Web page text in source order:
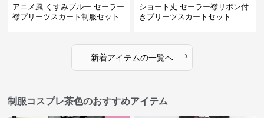
アニメ風 くすみブルー セーラー
襟プリーツスカート制服セット
ショート丈 セーラー襟リボン付
きプリーツスカートセット
新着アイテムの一覧へ ›
制服コスプレ茶色のおすすめアイテム